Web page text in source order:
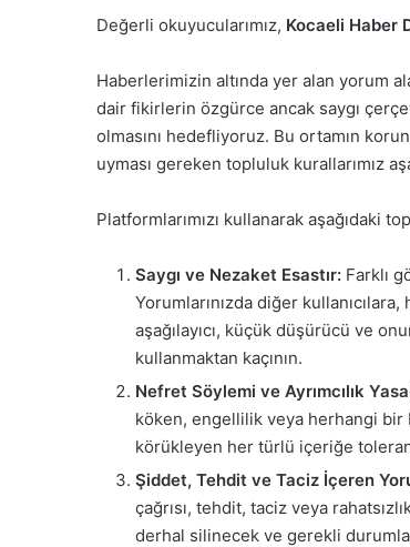
Değerli okuyucularımız, Kocaeli Haber
Haberlerimizin altında yer alan yorum
dair fikirlerin özgürce ancak saygı
olmasını hedefliyoruz. Bu ortamın
uyması gereken topluluk kurallarımız
Platformlarımızı kullanarak aşağıdaki
Saygı ve Nezaket Esastır: Farklı
Yorumlarınızda diğer
aşağılayıcı, küçük düşürücü ve
kullanmaktan kaçının.
Nefret Söylemi ve Ayrımcılık
köken, engellilik veya herhangi
körükleyen her türlü içeriğe
Şiddet, Tehdit ve Taciz İçeren
çağrısı, tehdit, taciz veya
derhal silinecek ve gerekli